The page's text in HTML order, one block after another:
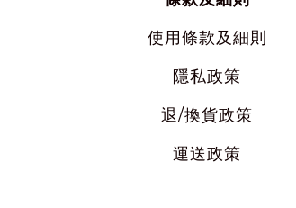
使用條款及細則
隱私政策
退/換貨政策
運送政策